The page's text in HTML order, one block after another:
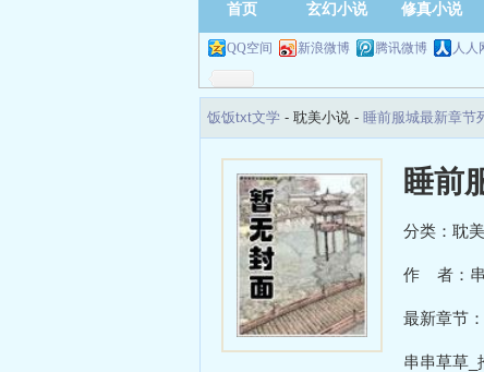
首页 玄幻小说 修真小说
QQ空间 新浪微博 腾讯微博 人人
饭饭txt文学 - 耽美小说 - 睡前服城最新章节
睡前
分类：耽
作 者：
最新章节：
串串草草_